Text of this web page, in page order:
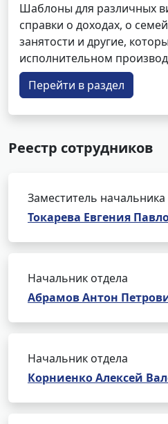
Шаблоны для различных
справки о доходах, о
занятости и другие,
исполнительном
Перейти в раздел
Реестр сотрудников
Заместитель
Токарева Евгения
Начальник отдела
Абрамов Антон
Начальник отдела
Корниенко Алексей